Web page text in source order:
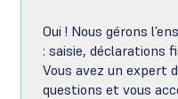
Oui ! Nous gérons
: saisie, déclarations
Vous avez un expert
questions et vous